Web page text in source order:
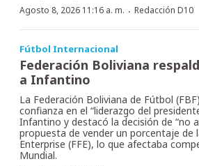
Agosto 8, 2026 11:16 a. m. · Redacción D10
Fútbol Internacional
Federación Boliviana
a Infantino
La Federación Boliviana de Fútbol
confianza en el “liderazgo del
Infantino y destacó la decisión de “no
propuesta de vender un porcentaje de
Enterprise (FFE), lo que afectaba
Mundial.